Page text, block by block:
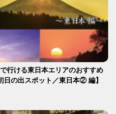
行ける東日本エリアのおすすめ
日の出スポット／東日本② 編】